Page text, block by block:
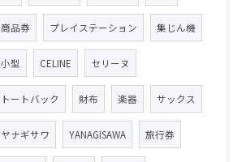
商品券 プレイステーション 集じん機
小型 CELINE セリーヌ
トートバック 財布 楽器 サックス
ヤナギサワ YANAGISAWA 旅行券